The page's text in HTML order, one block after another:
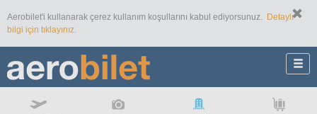
Aerobilet'i kullanarak çerez kullanım koşullarını kabul ediyorsunuz.
Detaylı
bilgi için tıklayınız.